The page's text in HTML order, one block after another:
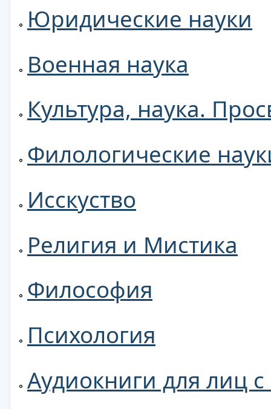
Юридические науки
Военная наука
Культура, наука.
Филологические
Исскуство
Религия и Мистика
Философия
Психология
Аудиокниги для лиц